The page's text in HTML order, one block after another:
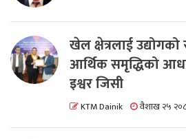
खेल क्षेत्रलाई
आर्थिक समृद्धिको
इश्वर जिसी
KTM Dainik वैशाख २५